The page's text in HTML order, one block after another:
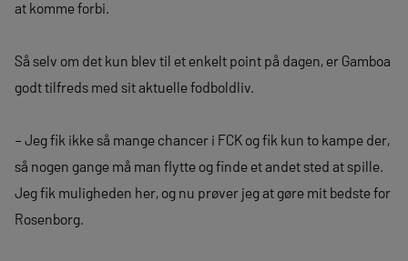
at komme forbi.
Så selv om det kun blev til et enkelt point på dagen, er Gamboa
godt tilfreds med sit aktuelle fodboldliv.
– Jeg fik ikke så mange chancer i FCK og fik kun to kampe der,
så nogen gange må man flytte og finde et andet sted at spille.
Jeg fik muligheden her, og nu prøver jeg at gøre mit bedste for
Rosenborg.